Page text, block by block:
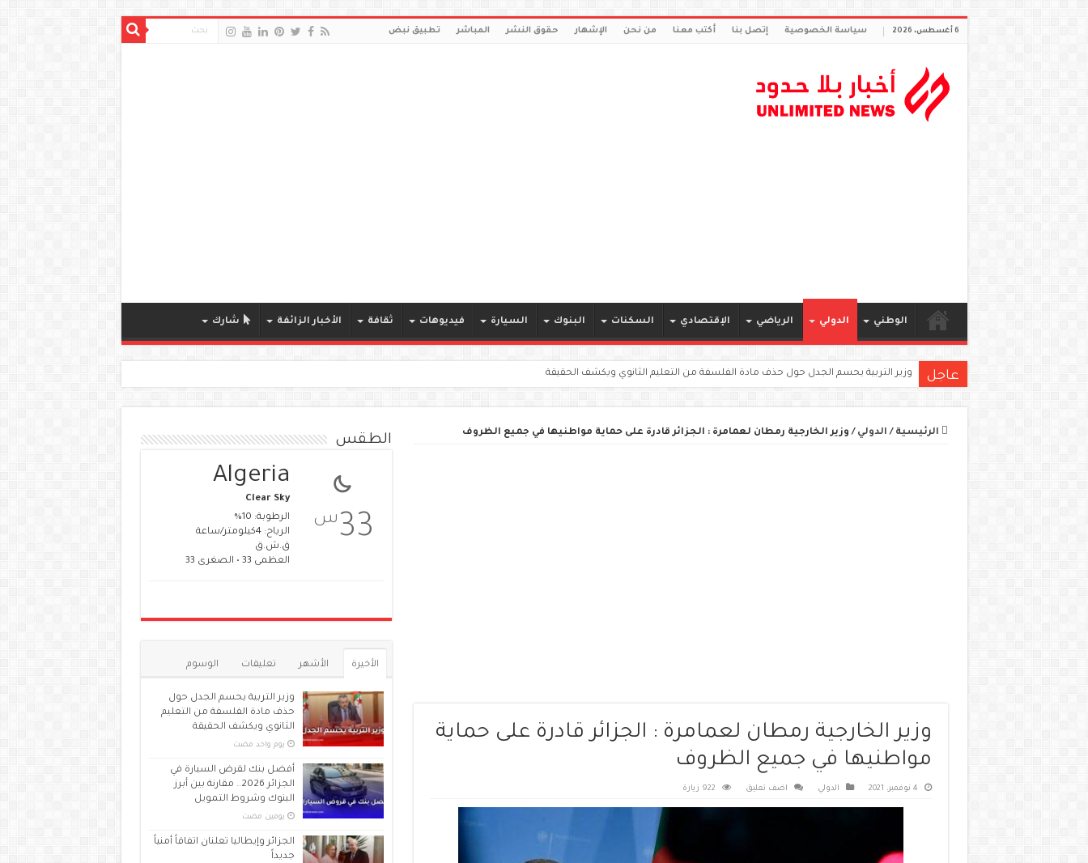
6 أغسطس، 2026 سياسة الخصوصية إتصل بنا أكتب معنا من نحن الإشهار حقوق النشر المباشر تطبيق نبض
الوطني الدولي الرياضي الإقتصادي السكنات البنوك السيارة فيديوهات ثقافة الأخبار الزائفة شارك
عاجل وزير التربية يحسم الجدل حول حذف مادة الفلسفة من التعليم الثانوي ويكشف الحقيقة
الرئيسية / الدولي / وزير الخارجية رمطان لعمامرة : الجزائر قادرة على حماية مواطنيها في جميع الظروف
وزير الخارجية رمطان لعمامرة : الجزائر قادرة على حماية
مواطنيها في جميع الظروف
4 نوفمبر، 2021 الدولي اضف تعليق 922 زيارة
الطقس
33 س
Algeria
Clear Sky
الرطوبة: 10%
الرياح: 4كيلومتر/ساعة
ق.ش.ق‎
العظمى 33 • الصغرى 33
الأخيرة الأشهر تعليقات الوسوم
وزير التربية يحسم الجدل حول
حذف مادة الفلسفة من التعليم
الثانوي ويكشف الحقيقة
‏يوم واحد مضت
أفضل بنك لقرض السيارة في
الجزائر 2026.. مقارنة بين أبرز
البنوك وشروط التمويل
‏يومين مضت
الجزائر وإيطاليا تعلنان اتفاقاً أمنياً
جديداً